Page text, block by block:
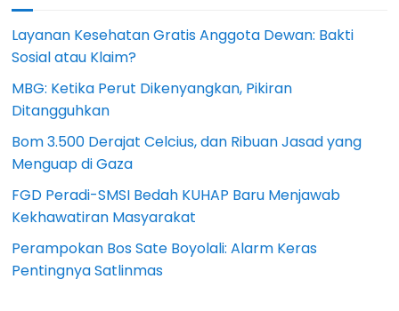
Layanan Kesehatan Gratis Anggota Dewan: Bakti
Sosial atau Klaim?
MBG: Ketika Perut Dikenyangkan, Pikiran
Ditangguhkan
Bom 3.500 Derajat Celcius, dan Ribuan Jasad yang
Menguap di Gaza
FGD Peradi-SMSI Bedah KUHAP Baru Menjawab
Kekhawatiran Masyarakat
Perampokan Bos Sate Boyolali: Alarm Keras
Pentingnya Satlinmas